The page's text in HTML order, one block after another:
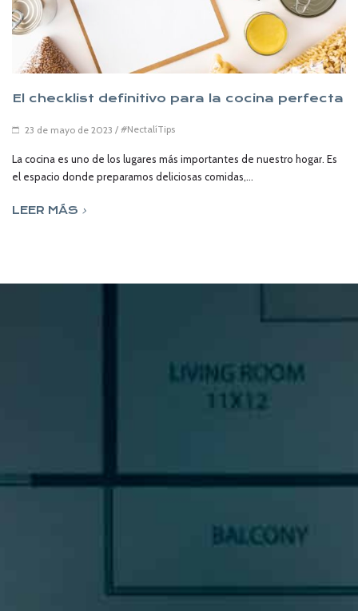
El checklist definitivo para la cocina perfecta
23 de mayo de 2023 / #NectalíTips
La cocina es uno de los lugares más importantes de nuestro hogar. Es
el espacio donde preparamos deliciosas comidas,...
LEER MÁS
NEWSLETTER